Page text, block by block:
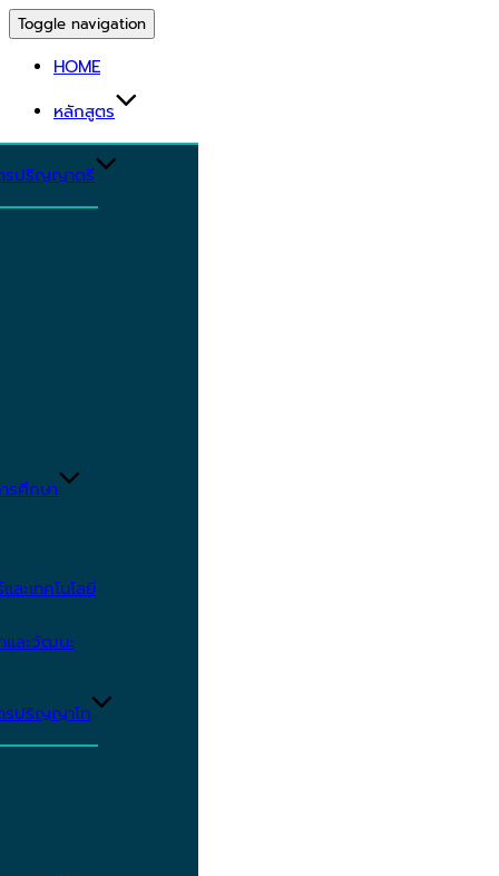
Toggle navigation
HOME
หลักสูตร
รปริญญาตรี
รศึกษา
ะเทคโนโลยี
และวัฒนะ
รปริญญาโท